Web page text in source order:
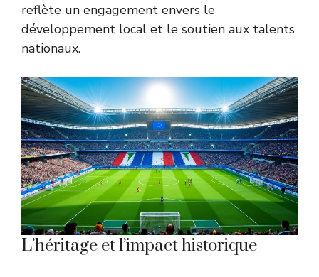
reflète un engagement envers le
développement local et le soutien aux talents
nationaux.
L’héritage et l’impact historique